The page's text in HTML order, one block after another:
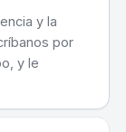
y la
por
y le